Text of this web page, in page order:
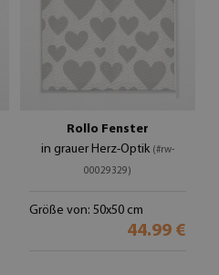
Rollo Fenster
in grauer Herz-Optik (#rw-
00029329)
Größe von: 50x50 cm
44.99 €